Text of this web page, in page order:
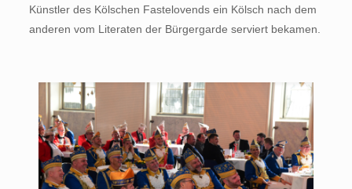
Künstler des Kölschen Fastelovends ein Kölsch nach dem
anderen vom Literaten der Bürgergarde serviert bekamen.